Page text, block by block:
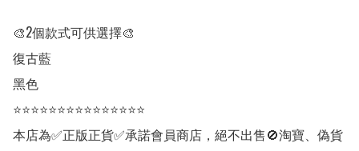
🎨2個款式可供選擇🎨
復古藍
黑色
⭐⭐⭐⭐⭐⭐⭐⭐⭐⭐⭐⭐⭐⭐⭐
本店為✅正版正貨✅承諾會員商店，絕不出售🚫淘寶、偽貨